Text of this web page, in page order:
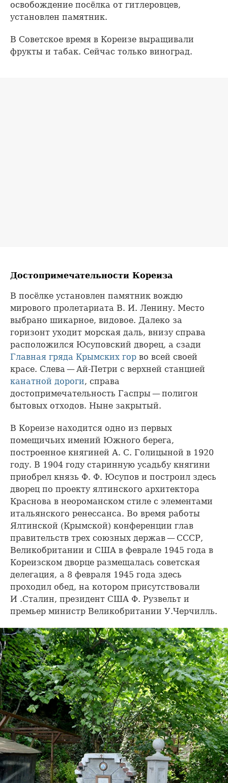
освобождение посёлка от гитлеровцев,
установлен памятник.
В Советское время в Кореизе выращивали
фрукты и табак. Сейчас только виноград.
Достопримечательности Кореиза
В посёлке установлен памятник вождю
мирового пролетариата В. И. Ленину. Место
выбрано шикарное, видовое. Далеко за
горизонт уходит морская даль, внизу справа
расположился Юсуповский дворец, а сзади
Главная гряда Крымских гор во всей своей
красе. Слева — Ай-Петри с верхней станцией
канатной дороги, справа
достопримечательность Гаспры — полигон
бытовых отходов. Ныне закрытый.
В Кореизе находится одно из первых
помещичьих имений Южного берега,
построенное княгиней А. С. Голицыной в 1920
году. В 1904 году старинную усадьбу княгини
приобрел князь Ф. Ф. Юсупов и построил здесь
дворец по проекту ялтинского архитектора
Краснова в неороманском стиле с элементами
итальянского ренессанса. Во время работы
Ялтинской (Крымской) конференции глав
правительств трех союзных держав — СССР,
Великобритании и США в феврале 1945 года в
Кореизском дворце размещалась советская
делегация, а 8 февраля 1945 года здесь
проходил обед, на котором присутствовали
И .Сталин, президент США Ф. Рузвельт и
премьер министр Великобритании У.Черчилль.